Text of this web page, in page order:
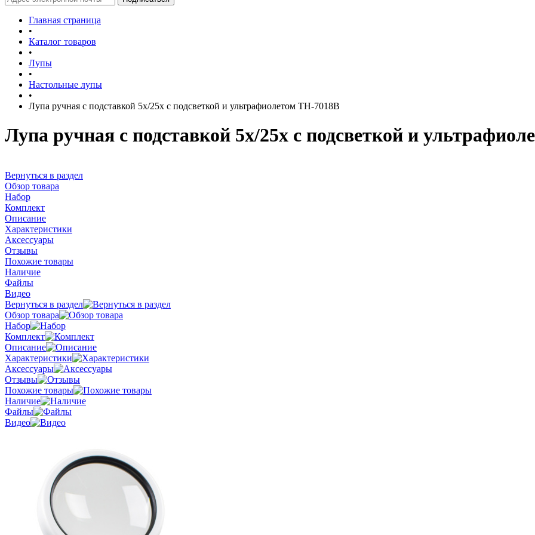
Главная страница
•
Каталог товаров
•
Лупы
•
Настольные лупы
•
Лупа ручная с подставкой 5x/25x с подсветкой и ультрафиолетом TH-7018B
Лупа ручная с подставкой 5x/25x с подсветкой и
Вернуться в раздел
Обзор товара
Набор
Комплект
Описание
Характеристики
Аксессуары
Отзывы
Похожие товары
Наличие
Файлы
Видео
Вернуться в раздел
Обзор товара
Набор
Комплект
Описание
Характеристики
Аксессуары
Отзывы
Похожие товары
Наличие
Файлы
Видео